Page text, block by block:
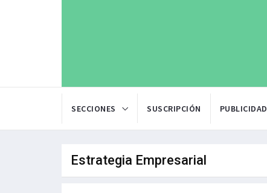
SECCIONES SUSCRIPCIÓN PUBLICIDAD
Estrategia Empresarial